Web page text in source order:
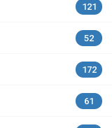
121
52
172
61